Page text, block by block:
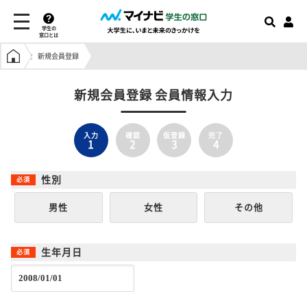
学生の
窓口とは
学生の窓口トップ
新規会員登録
新規会員登録 会員情報入力
入力
1
確認
2
仮登録
3
完了
4
性別
男性 女性 その他
生年月日